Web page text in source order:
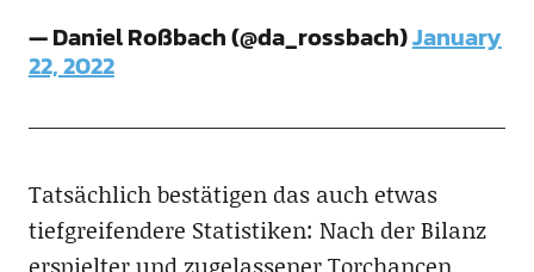
— Daniel Roßbach (@da_rossbach)January
22, 2022
Tatsächlich bestätigen das auch etwas
tiefgreifendere Statistiken: Nach der Bilanz
erspielter und zugelassener Torchancen